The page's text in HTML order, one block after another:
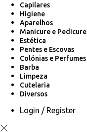
Capilares
Higiene
Aparelhos
Manicure e Pedicure
Estética
Pentes e Escovas
Colónias e Perfumes
Barba
Limpeza
Cutelaria
Diversos
Login / Register